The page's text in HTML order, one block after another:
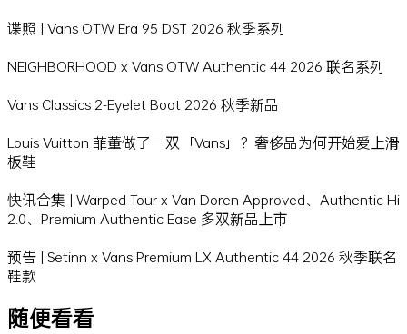
谍照 | Vans OTW Era 95 DST 2026 秋季系列
NEIGHBORHOOD x Vans OTW Authentic 44 2026 联名系列
Vans Classics 2-Eyelet Boat 2026 秋季新品
Louis Vuitton 菲董做了一双「Vans」？奢侈品为何开始爱上滑
板鞋
快讯合集 | Warped Tour x Van Doren Approved、Authentic Hi
2.0、Premium Authentic Ease 多双新品上市
预告 | Setinn x Vans Premium LX Authentic 44 2026 秋季联名
鞋款
随便看看